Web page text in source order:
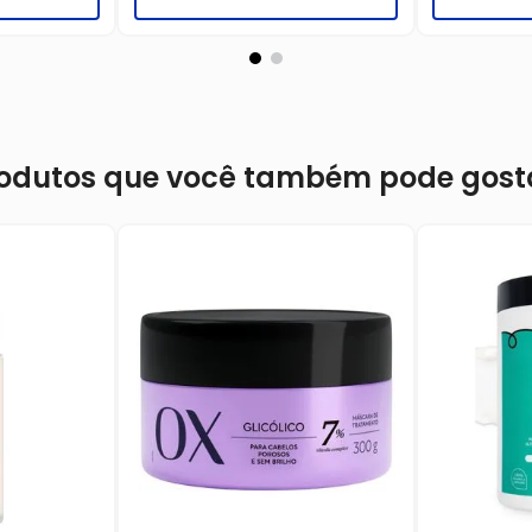
que você também pode